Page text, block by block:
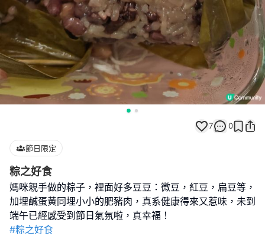
7 0
節日限定
粽之好食
媽咪親手做的粽子，裡面好多豆豆：微豆，紅豆，扁豆等，
加埋鹹蛋黃同埋小小的肥豬肉，真系健康得來又惹味，未到
#粽之好食